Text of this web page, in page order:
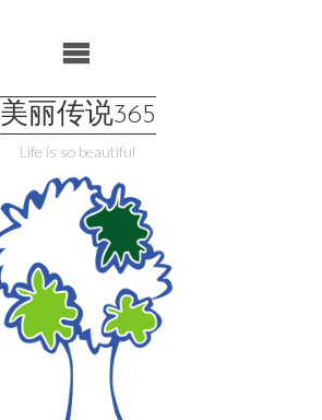
美丽传说365
Life is so beautiful